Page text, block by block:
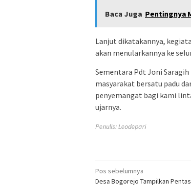
Baca Juga Pentingnya
Lanjut dikatakannya,
akan menularkannya ke
Sementara Pdt Joni
masyarakat bersatu padu
penyemangat bagi kami
ujarnya.
Penulis: Leodepari
Navigasi
Pos sebelumnya
Desa Bogorejo Tampilkan